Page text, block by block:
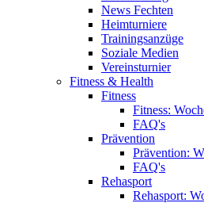
News Fechten
Heimturniere
Trainingsanzüge
Soziale Medien
Vereinsturnier
Fitness & Health
Fitness
Fitness:
FAQ's
Prävention
Prävention:
FAQ's
Rehasport
Rehasport: